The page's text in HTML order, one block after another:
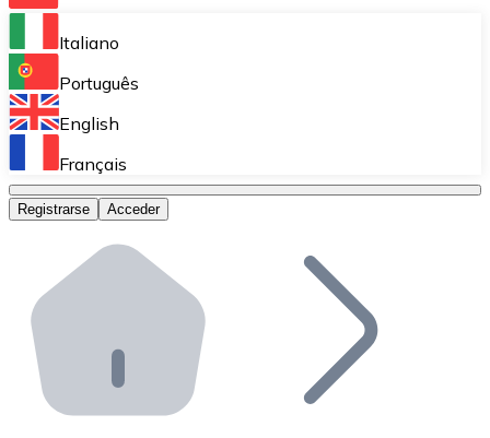
Bitnovo Ramp
Integra nuestra solución en tu plataforma.
Bitnovo Giftcards
Bitnovo OTC
Bitnovo ATM
Integra un ATM Bitnovo en tu negocio y permite que
Bitnovo API
Integra nuestra API en tu ecosistema.
Italiano
Português
English
Français
Registrarse Acceder